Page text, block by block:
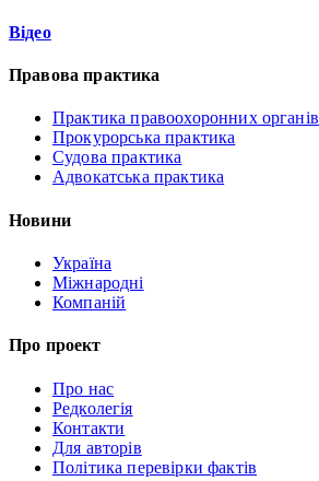
Відео
Правова практика
Практика правоохоронних органів
Прокурорська практика
Судова практика
Адвокатська практика
Новини
Україна
Міжнародні
Компаній
Про проект
Про нас
Редколегія
Контакти
Для авторів
Політика перевірки фактів